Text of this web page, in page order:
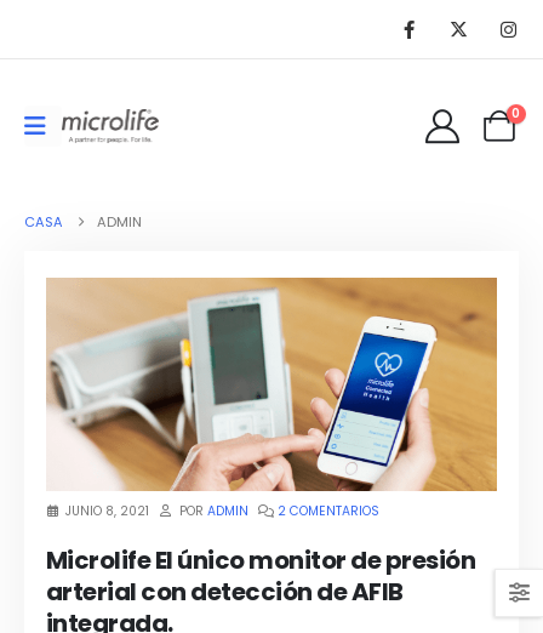
0
CASA ADMIN
JUNIO 8, 2021 POR ADMIN 2 COMENTARIOS
Microlife El único monitor de presión
arterial con detección de AFIB
integrada.